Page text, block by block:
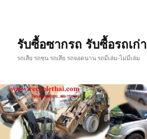
รับซื้อซากรถ รับซื้อรถเก่า
รถเสีย รถชน รถเสีย รถจอดนาน รถมีเล่ม-ไม่มีเล่ม